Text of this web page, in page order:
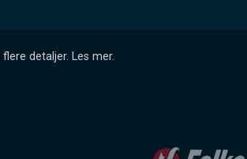
detaljer. Les mer.